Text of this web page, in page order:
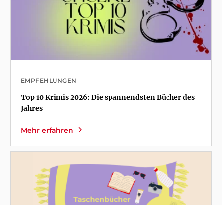
EMPFEHLUNGEN
Top 10 Krimis 2026: Die spannendsten Bücher des
Jahres
Mehr erfahren